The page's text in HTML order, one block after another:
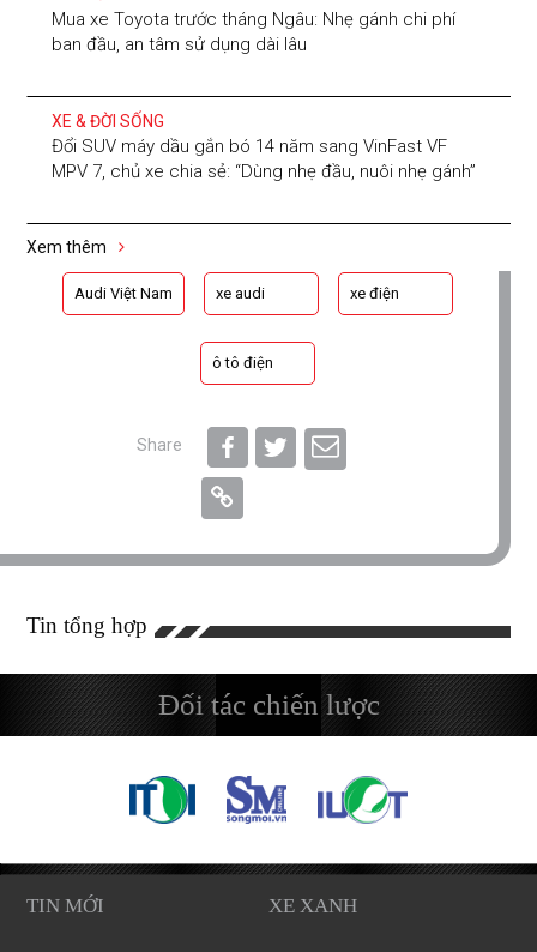
Mua xe Toyota trước tháng Ngâu: Nhẹ gánh chi phí
ban đầu, an tâm sử dụng dài lâu
XE & ĐỜI SỐNG
Đổi SUV máy dầu gắn bó 14 năm sang VinFast VF
MPV 7, chủ xe chia sẻ: “Dùng nhẹ đầu, nuôi nhẹ gánh”
Xem thêm
Audi Việt Nam xe audi xe điện
ô tô điện
Share
Tin tổng hợp
Đối tác chiến lược
TIN MỚI XE XANH